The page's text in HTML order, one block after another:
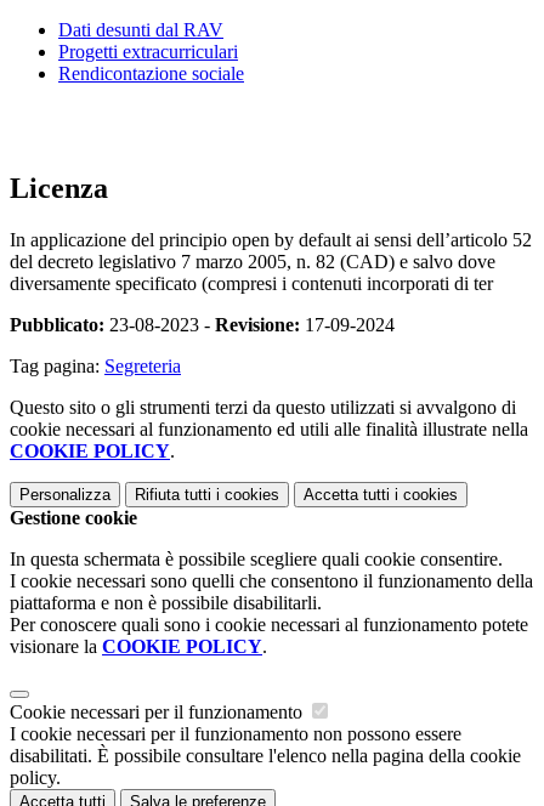
Dati desunti dal RAV
Progetti extracurriculari
Rendicontazione sociale
Licenza
In applicazione del principio open by default ai sensi dell’articolo 52
del decreto legislativo 7 marzo 2005, n. 82 (CAD) e salvo dove
diversamente specificato (compresi i contenuti incorporati di ter
Pubblicato: 23-08-2023 - Revisione: 17-09-2024
Tag pagina: Segreteria
Questo sito o gli strumenti terzi da questo utilizzati si avvalgono di
cookie necessari al funzionamento ed utili alle finalità illustrate nella
COOKIE POLICY.
Personalizza Rifiuta tutti i cookies Accetta tutti i cookies
Gestione cookie
In questa schermata è possibile scegliere quali cookie consentire.
I cookie necessari sono quelli che consentono il funzionamento della
piattaforma e non è possibile disabilitarli.
Per conoscere quali sono i cookie necessari al funzionamento potete
visionare la COOKIE POLICY.
Cookie necessari per il funzionamento
I cookie necessari per il funzionamento non possono essere
disabilitati. È possibile consultare l'elenco nella pagina della cookie
policy.
Accetta tutti Salva le preferenze